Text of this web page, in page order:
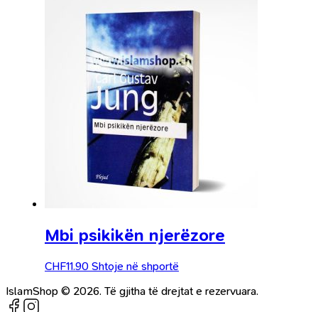
Mbi psikikën njerëzore
CHF11.90 Shtoje në shportë
IslamShop © 2026. Të gjitha të drejtat e rezervuara.